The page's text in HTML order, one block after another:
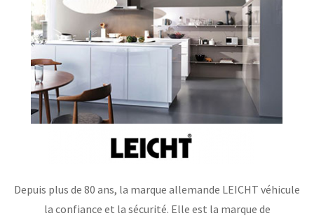
Depuis plus de 80 ans, la marque allemande LEICHT véhicule
la confiance et la sécurité. Elle est la marque de